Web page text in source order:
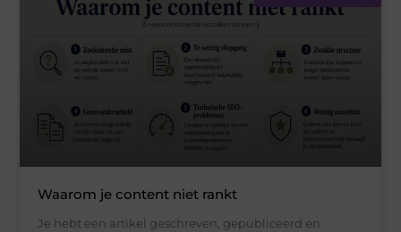
Waarom je content niet rankt
Je hebt een artikel geschreven, gepubliceerd en